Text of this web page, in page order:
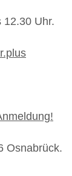
12.30 Uhr.
Osnabrück.